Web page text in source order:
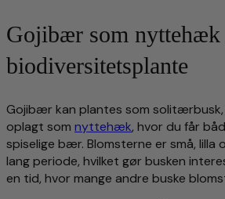
Gojibær som nyttehæk
biodiversitetsplante
Gojibær kan plantes som solitærbusk,
oplagt som nyttehæk, hvor du får
spiselige bær. Blomsterne er små, lilla
lang periode, hvilket gør busken
en tid, hvor mange andre buske